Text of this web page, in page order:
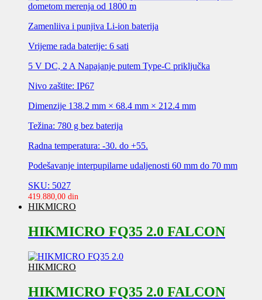
dometom merenja od 1800 m
Zamenliiva i punjiva Li-ion baterija
Vrijeme rada baterije: 6 sati
5 V DC, 2 A Napajanje putem Type-C priključka
Nivo zaštite: IP67
Dimenzije 138.2 mm × 68.4 mm × 212.4 mm
Težina: 780 g bez baterija
Radna temperatura: -30. do +55.
Podešavanje interpupilarne udaljenosti 60 mm do 70 mm
SKU: 5027
419.880,00 din
HIKMICRO
HIKMICRO FQ35 2.0 FALCON
HIKMICRO
HIKMICRO FQ35 2.0 FALCON